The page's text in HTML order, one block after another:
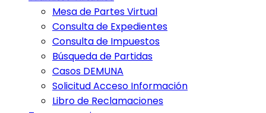
Mesa de Partes Virtual
Consulta de Expedientes
Consulta de Impuestos
Búsqueda de Partidas
Casos DEMUNA
Solicitud Acceso Información
Libro de Reclamaciones